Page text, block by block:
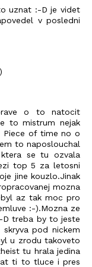
uznat :-D je videt
v posledni
o to natocit
to mistrum nejak
Piece of time no o
to naposlouchal
se tu ozvala
top 5 za letosni
jine kouzlo.Jinak
mozna
az tak moc pro
:-).Mozna ze
D treba by to jeste
pod nickem
u zrodu takoveto
tu hrala jedina
at ti to tluce i pres